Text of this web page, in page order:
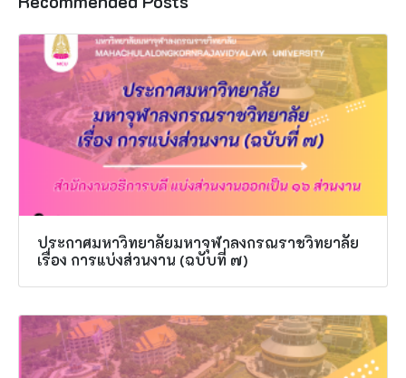
ประกาศมหาวิทยาลัยมหาจุฬาลงกรณราชวิทยาลัย
เรื่อง การแบ่งส่วนงาน (ฉบับที่ ๗)